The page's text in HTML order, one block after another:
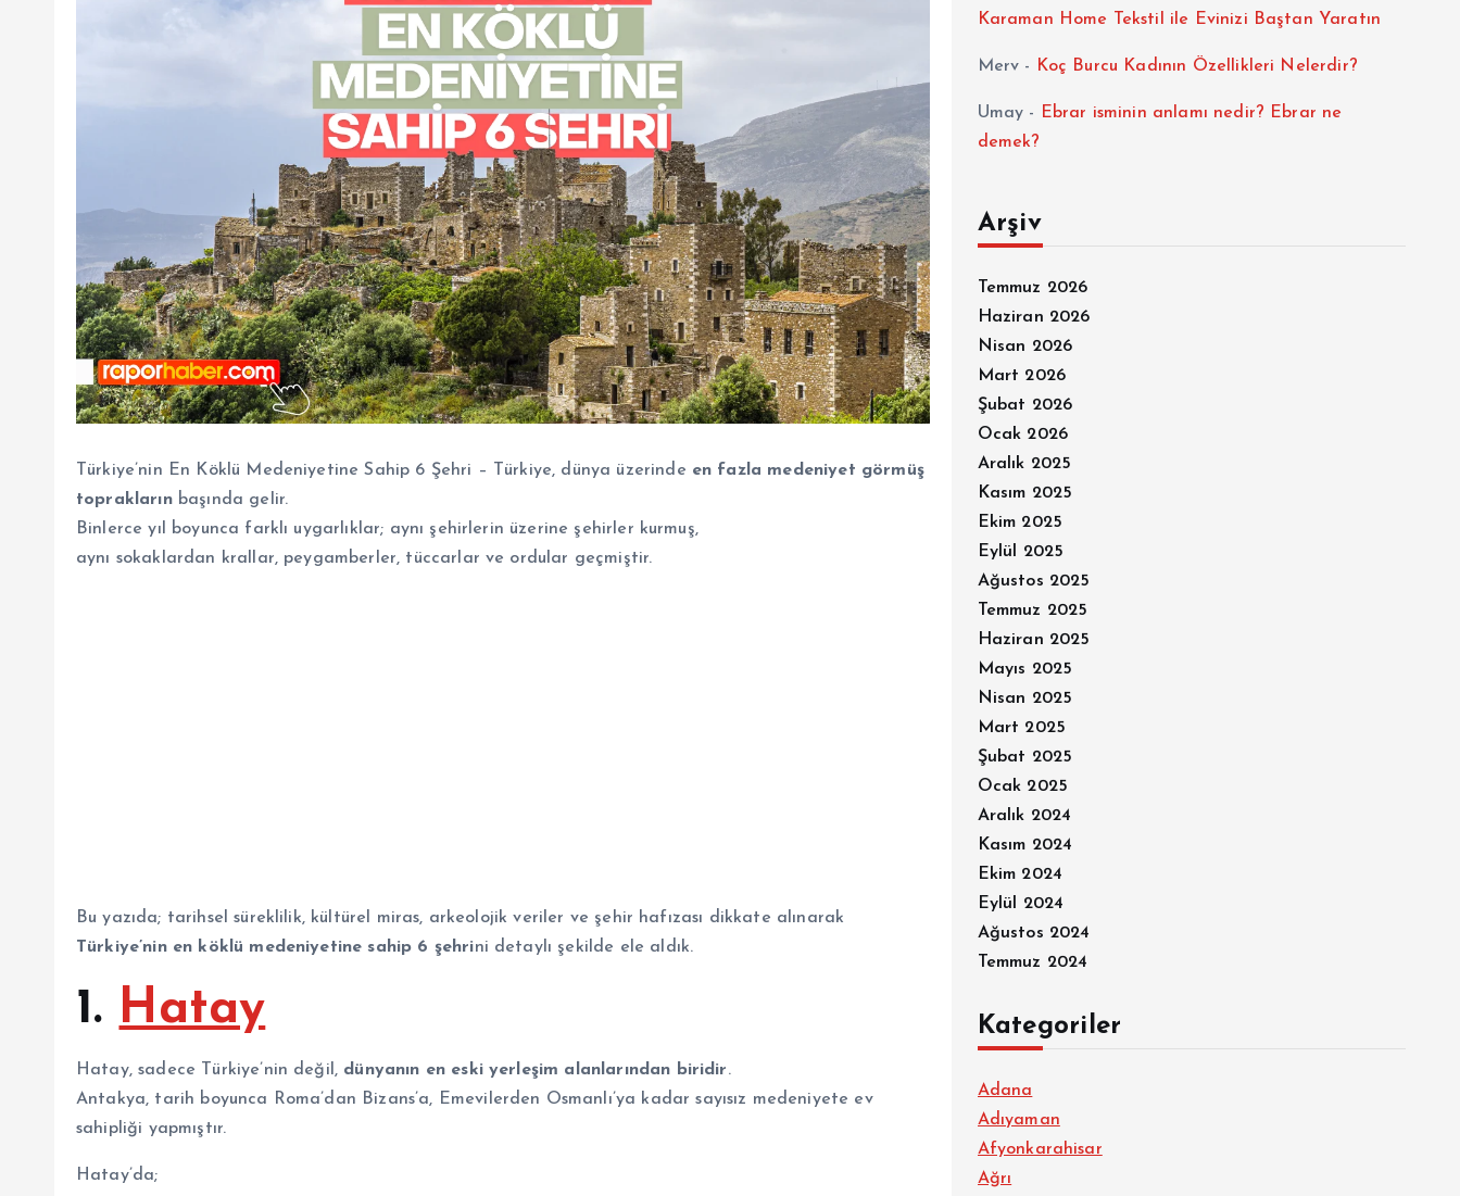
Türkiye’nin En Köklü Medeniyetine Sahip 6 Şehri – Türkiye, dünya üzerinde en fazla medeniyet görmüş
topraklarınbaşında gelir.
Binlerce yıl boyunca farklı uygarlıklar; aynı şehirlerin üzerine şehirler kurmuş,
aynı sokaklardan krallar, peygamberler, tüccarlar ve ordular geçmiştir.
Bu yazıda; tarihsel süreklilik, kültürel miras, arkeolojik veriler ve şehir hafızası dikkate alınarak
Türkiye’nin en köklü medeniyetine sahip 6 şehrini detaylı şekilde ele aldık.
1. Hatay
Hatay, sadece Türkiye’nin değil, dünyanın en eski yerleşim alanlarından biridir.
Antakya, tarih boyunca Roma’dan Bizans’a, Emevilerden Osmanlı’ya kadar sayısız medeniyete ev
sahipliği yapmıştır.
Hatay’da;
Karaman Home Tekstil ile Evinizi Baştan Yaratın
Merv - Koç Burcu Kadının Özellikleri Nelerdir?
Umay -
Ebrar isminin anlamı nedir? Ebrar ne
demek?
Arşiv
Temmuz 2026
Haziran 2026
Nisan 2026
Mart 2026
Şubat 2026
Ocak 2026
Aralık 2025
Kasım 2025
Ekim 2025
Eylül 2025
Ağustos 2025
Temmuz 2025
Haziran 2025
Mayıs 2025
Nisan 2025
Mart 2025
Şubat 2025
Ocak 2025
Aralık 2024
Kasım 2024
Ekim 2024
Eylül 2024
Ağustos 2024
Temmuz 2024
Kategoriler
Adana
Adıyaman
Afyonkarahisar
Ağrı